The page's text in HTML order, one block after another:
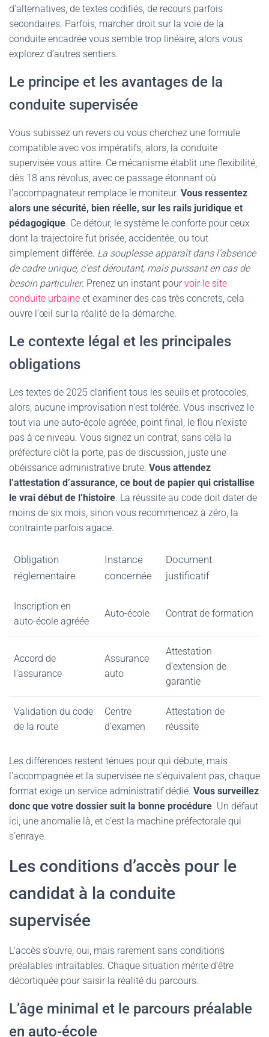
d’alternatives, de textes codifiés, de recours parfois
secondaires. Parfois, marcher droit sur la voie de la
conduite encadrée vous semble trop linéaire, alors vous
explorez d’autres sentiers.
Le principe et les avantages de la
conduite supervisée
Vous subissez un revers ou vous cherchez une formule
compatible avec vos impératifs, alors, la conduite
supervisée vous attire. Ce mécanisme établit une flexibilité,
dès 18 ans révolus, avec ce passage étonnant où
l’accompagnateur remplace le moniteur. Vous ressentez
alors une sécurité, bien réelle, sur les rails juridique et
pédagogique. Ce détour, le système le conforte pour ceux
dont la trajectoire fut brisée, accidentée, ou tout
simplement différée. La souplesse apparaît dans l’absence
de cadre unique, c’est déroutant, mais puissant en cas de
besoin particulier. Prenez un instant pourvoir le site
conduite urbaine et examiner des cas très concrets, cela
ouvre l’œil sur la réalité de la démarche.
Le contexte légal et les principales
obligations
Les textes de 2025 clarifient tous les seuils et protocoles,
alors, aucune improvisation n’est tolérée. Vous inscrivez le
tout via une auto-école agréée, point final, le flou n’existe
pas à ce niveau. Vous signez un contrat, sans cela la
préfecture clôt la porte, pas de discussion, juste une
obéissance administrative brute. Vous attendez
l’attestation d’assurance, ce bout de papier qui cristallise
le vrai début de l’histoire. La réussite au code doit dater de
moins de six mois, sinon vous recommencez à zéro, la
contrainte parfois agace.
Obligation
réglementaire
Instance
concernée
Document
justificatif
Inscription en
auto-école agréée
Auto-école Contrat de formation
Accord de
l’assurance
Assurance
auto
Attestation
d’extension de
garantie
Validation du code
de la route
Centre
d’examen
Attestation de
réussite
Les différences restent ténues pour qui débute, mais
l’accompagnée et la supervisée ne s’équivalent pas, chaque
format exige un service administratif dédié. Vous surveillez
donc que votre dossier suit la bonne procédure. Un défaut
ici, une anomalie là, et c’est la machine préfectorale qui
s’enraye.
Les conditions d’accès pour le
candidat à la conduite
supervisée
L’accès s’ouvre, oui, mais rarement sans conditions
préalables intraitables. Chaque situation mérite d’être
décortiquée pour saisir la réalité du parcours.
L’âge minimal et le parcours préalable
en auto-école